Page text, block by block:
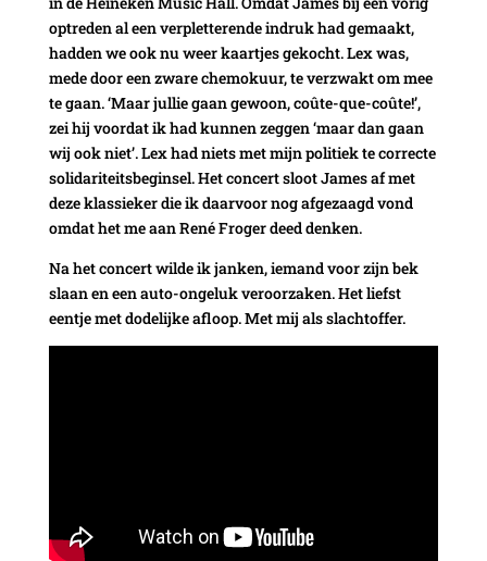
optreden al een verpletterende indruk had gemaakt,
hadden we ook nu weer kaartjes gekocht. Lex was,
mede door een zware chemokuur, te verzwakt om mee
te gaan. ‘Maar jullie gaan gewoon, coûte-que-coûte!’,
zei hij voordat ik had kunnen zeggen ‘maar dan gaan
wij ook niet’. Lex had niets met mijn politiek te correcte
solidariteitsbeginsel. Het concert sloot James af met
deze klassieker die ik daarvoor nog afgezaagd vond
omdat het me aan René Froger deed denken.
Na het concert wilde ik janken, iemand voor zijn bek
slaan en een auto-ongeluk veroorzaken. Het liefst
eentje met dodelijke afloop. Met mij als slachtoffer.